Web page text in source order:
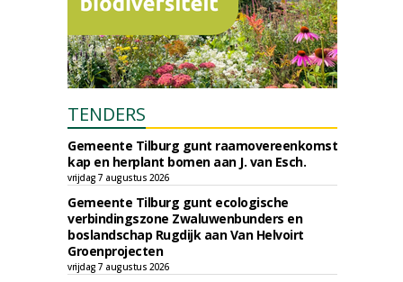
TENDERS
Gemeente Tilburg gunt raamovereenkomst
kap en herplant bomen aan J. van Esch.
vrijdag 7 augustus 2026
Gemeente Tilburg gunt ecologische
verbindingszone Zwaluwenbunders en
boslandschap Rugdijk aan Van Helvoirt
Groenprojecten
vrijdag 7 augustus 2026